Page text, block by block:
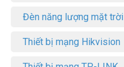
Đèn năng lượng mặt trời
Thiết bị mạng Hikvision